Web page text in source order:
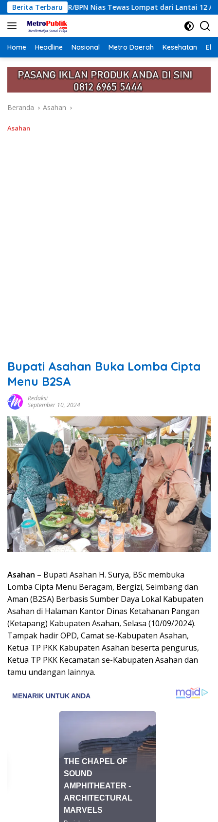
Langsung
ke
konten
Berita Terbaru
Tewas Lompat dari Lantai 12 Apartemen, Berawal dari
Home Headline Nasional Metro Daerah Kesehatan
Beranda Asahan
Asahan
Bupati Asahan Buka Lomba Cipta
Menu B2SA
Redaksi
September 10, 2024
Asahan – Bupati Asahan H. Surya, BSc membuka
Lomba Cipta Menu Beragam, Bergizi, Seimbang dan
Aman (B2SA) Berbasis Sumber Daya Lokal Kabupaten
Asahan di Halaman Kantor Dinas Ketahanan Pangan
(Ketapang) Kabupaten Asahan, Selasa (10/09/2024).
Tampak hadir OPD, Camat se-Kabupaten Asahan,
Ketua TP PKK Kabupaten Asahan beserta pengurus,
Ketua TP PKK Kecamatan se-Kabupaten Asahan dan
tamu undangan lainnya.